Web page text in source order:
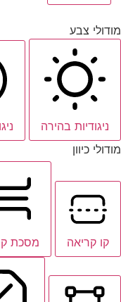
מודולי צבע
ניגודיות בהירה
מודולי כיוון
קו קריאה מסכת